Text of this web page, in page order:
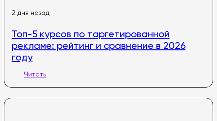
2 дня назад
Топ-5 курсов по таргетированной
рекламе: рейтинг и сравнение в 2026
году
Читать